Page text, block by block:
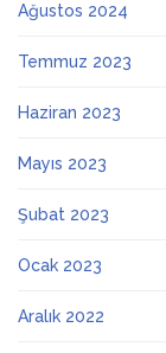
Ağustos 2024
Temmuz 2023
Haziran 2023
Mayıs 2023
Şubat 2023
Ocak 2023
Aralık 2022